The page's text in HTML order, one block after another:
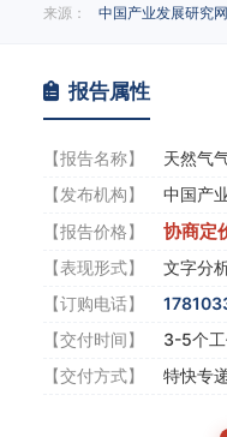
来源： 中国产业发展研究网
报告属性
【报告名称】
天然气
【发布机构】
中国产
【报告价格】
协商定
【表现形式】
文字分
【订购电话】
【交付时间】
3-5个工
【交付方式】
特快专